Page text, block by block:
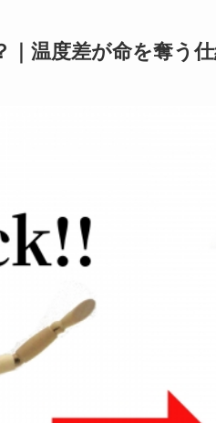
｜温度差が命を奪う